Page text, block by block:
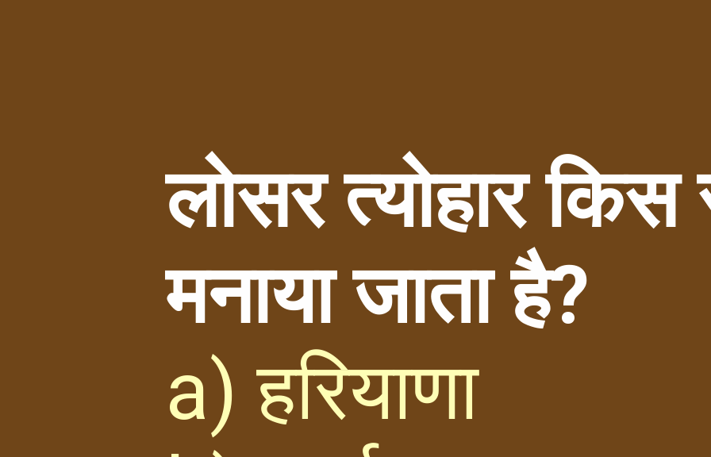
लोसर त्योहार किस
मनाया जाता है?
a) हरियाणा